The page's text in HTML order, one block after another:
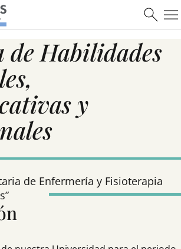
de Habilidades
y
de Enfermería y Fisioterapia